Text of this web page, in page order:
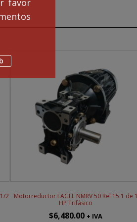
2
Motorreductor EAGLE NMRV 50 Rel 15:1 de 1
HP Trifásico
$6,480.00 + IVA